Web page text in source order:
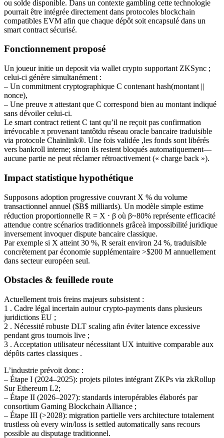
ou solde disponible. Dans un contexte gambling cette technologie
pourrait être intégrée directement dans protocoles blockchain
compatibles EVM afin que chaque dépôt soit encapsulé dans un
smart contract sécurisé.
Fonctionnement proposé
Un joueur initie un deposit via wallet crypto supportant ZKSync ;
celui-ci génère simultanément :
– Un commitment cryptographique C contenant hash(montant ||
nonce),
– Une preuve π attestant que C correspond bien au montant indiqué
sans dévoiler celui‐ci.
Le smart contract retient C tant qu’il ne reçoit pas confirmation
irrévocable π provenant tantôtdu réseau oracle bancairе traduisible
via protocole Chainlink®. Une fois validée ,les fonds sont libérés
vers bankroll interne; sinon ils restent bloqués automatiquement—
aucune partie ne peut réclamer rétroactivement (« charge back »).
Impact statistique hypothétique
Supposons adoption progressive couvrant X % du volume
transactionnel annuel ($B$ milliards). Un modèle simple estime
réduction proportionnelle R = X ⋅ β où β~80% représente efficacité
attendue contre scénarios traditionnels grâceà impossibilité juridique
inversement invoquer dispute bancaire classique.
Par exemple si X atteint 30 %, R serait environ 24 %, traduisible
concrètement par économie supplémentaire >$200 M annuellement
dans secteur européen seul.
Obstacles & feuillede route
Actuellement trois freins majeurs subsistent :
1 . Cadre légal incertain autour crypto‐payments dans plusieurs
juridictions EU ;
2 . Nécessité robuste DLT scaling afin éviter latence excessive
pendant gros tournois live ;
3 . Acceptation utilisateur nécessitant UX intuitive comparable aux
dépôts cartes classiques .
L’industrie prévoit donc :
– Étape I (2024–2025): projets pilotes intégrant ZKPs via zkRollup
Sur Ethereum L2;
– Étape II (2026–2027): standards interopérables élaborés par
consortium Gaming Blockchain Alliance ;
– Étape III (>2028): migration partielle vers architecture totalement
trustless où every win/loss is settled automatically sans recours
possible au disputage traditionnel.